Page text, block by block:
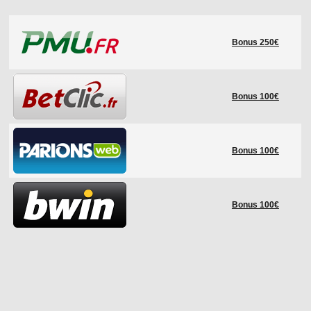
LES STADES
HISTORIQUE
COUPE DES CONFÉDÉRATIONS
Bonus 250€
Bonus 100€
Bonus 100€
Bonus 100€